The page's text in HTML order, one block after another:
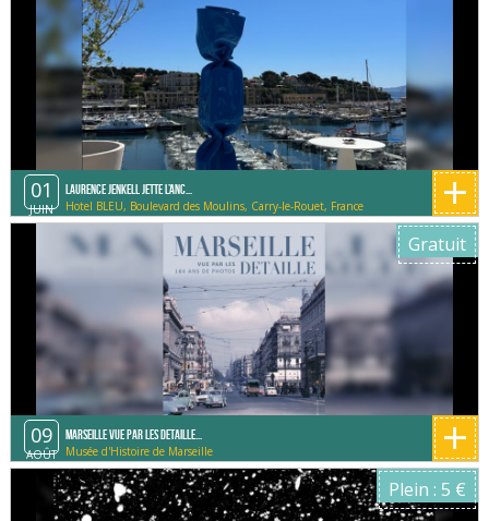
01
JUIN
Laurence Jenkell jette l’anc...
Hotel BLEU, Boulevard des Moulins, Carry-le-Rouet, France +
Gratuit
09
AOÛT
Marseille vue par les Detaille...
Musée d'Histoire de Marseille +
Plein : 5 €